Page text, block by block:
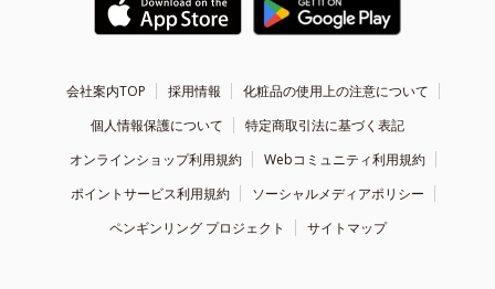
会社案内TOP 採用情報
化粧品の使用上の注意について
個人情報保護について
特定商取引法に基づく表記
オンラインショップ利用規約
Webコミュニティ利用規約
ポイントサービス利用規約
ソーシャルメディアポリシー
ペンギンリング プロジェクト
サイトマップ